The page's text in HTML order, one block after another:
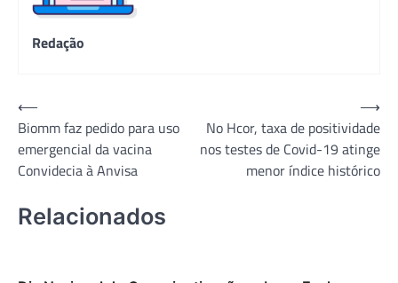
Redação
Navegação
de
Post
⟵
Biomm faz pedido para uso
emergencial da vacina
Convidecia à Anvisa
No Hcor, taxa de positividade
nos testes de Covid-19 atinge
menor índice histórico
⟶
Relacionados